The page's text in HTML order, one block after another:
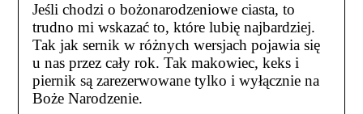
Jeśli chodzi o bożonarodzeniowe ciasta, to
trudno mi wskazać to, które lubię najbardziej.
Tak jak sernik w różnych wersjach pojawia się
u nas przez cały rok. Tak makowiec, keks i
piernik są zarezerwowane tylko i wyłącznie na
Boże Narodzenie.